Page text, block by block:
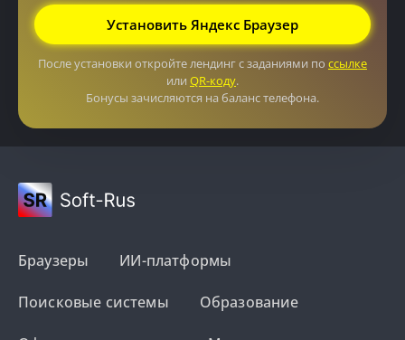
Установить Яндекс Браузер
После установки откройте лендинг с заданиями по ссылке
или QR-коду.
Бонусы зачисляются на баланс телефона.
Браузеры ИИ-платформы
Поисковые системы Образование